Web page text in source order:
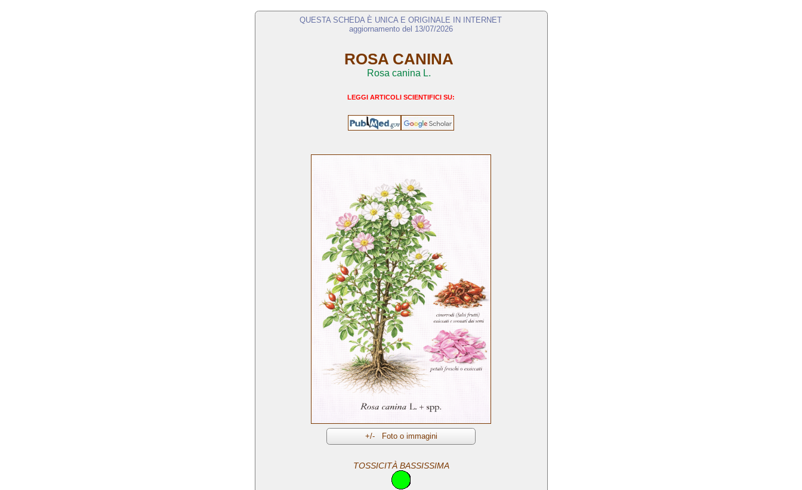
QUESTA SCHEDA È UNICA E ORIGINALE IN INTERNET
aggiornamento del 13/07/2026
ROSA CANINA
Rosa canina L.
LEGGI ARTICOLI SCIENTIFICI SU:
TOSSICITÀ BASSISSIMA